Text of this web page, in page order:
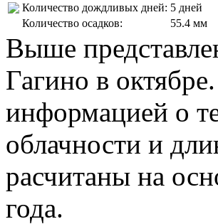
Количество дождливых дней: 5 дней
Количество осадков:
55.4 мм
Выше
Гагино в
информацией о
облачности и
расчитаны на
года.